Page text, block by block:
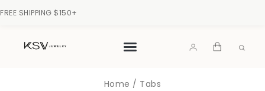
FREE SHIPPING $150+
Home / Tabs